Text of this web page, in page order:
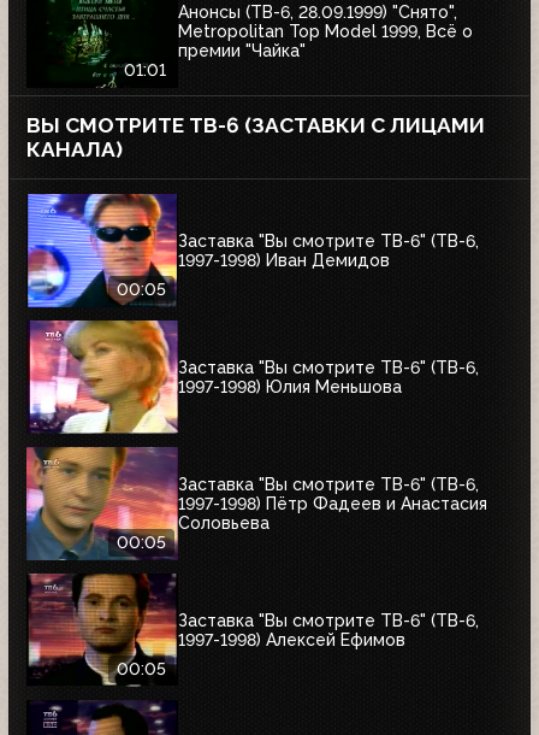
01:01
Анонсы (ТВ-6, 28.09.1999) "Снято",
Metropolitan Top Model 1999, Всё о
премии "Чайка"
ВЫ СМОТРИТЕ ТВ-6 (ЗАСТАВКИ С ЛИЦАМИ
КАНАЛА)
00:05
Заставка "Вы смотрите ТВ-6" (ТВ-6,
1997-1998) Иван Демидов
Заставка "Вы смотрите ТВ-6" (ТВ-6,
1997-1998) Юлия Меньшова
00:05
Заставка "Вы смотрите ТВ-6" (ТВ-6,
1997-1998) Пётр Фадеев и Анастасия
Соловьева
00:05
Заставка "Вы смотрите ТВ-6" (ТВ-6,
1997-1998) Алексей Ефимов